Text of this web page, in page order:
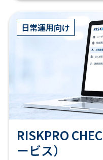
日常運用向け
RISKPRO
ービス）